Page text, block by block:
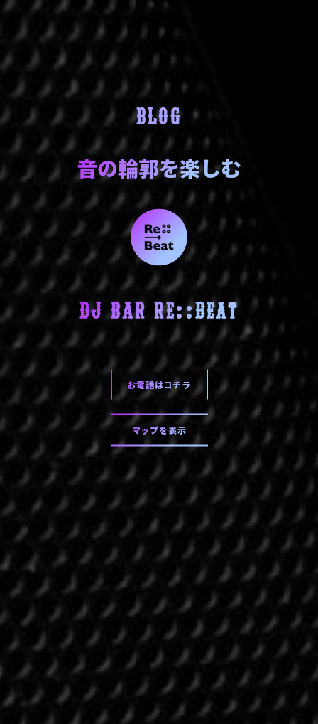
BLOG
音の輪郭を楽しむ
DJ BAR Re::Beat
お電話はコチラ
マップを表示